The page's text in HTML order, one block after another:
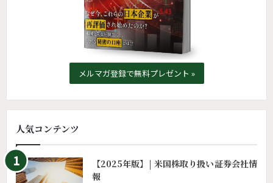
メルマガ登録で無料プレゼント »
人気コンテンツ
【2025年版】| 米国株取り扱い証券会社情
報